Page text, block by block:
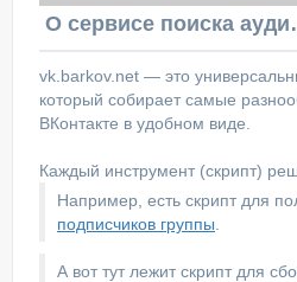
О
vk.barkov.net — это
который собирает самые
ВКонтакте в удобном виде.
Каждый инструмент (скрипт)
Например, есть скрипт для
подписчиков группы
А вот тут лежит скрипт для